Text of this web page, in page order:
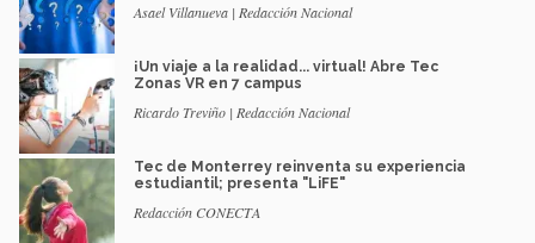
Asael Villanueva | Redacción Nacional
¡Un viaje a la realidad... virtual! Abre Tec
Zonas VR en 7 campus
Ricardo Treviño | Redacción Nacional
Tec de Monterrey reinventa su experiencia
estudiantil; presenta "LiFE"
Redacción CONECTA